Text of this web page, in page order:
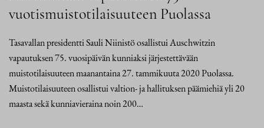
vuotismuistotilaisuuteen Puolassa
Tasavallan presidentti Sauli Niinistö osallistui Auschwitzin
vapautuksen 75. vuosipäivän kunniaksi järjestettävään
muistotilaisuuteen maanantaina 27. tammikuuta 2020 Puolassa.
Muistotilaisuuteen osallistui valtion- ja hallituksen päämiehiä yli 20
maasta sekä kunniavieraina noin 200…